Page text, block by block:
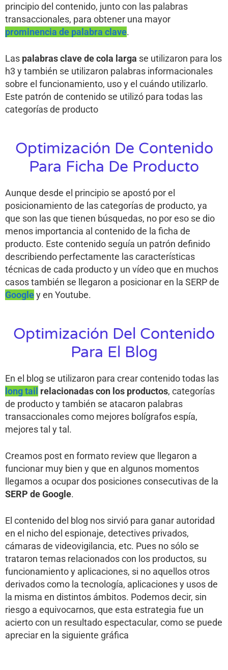
principio del contenido, junto con las palabras
transaccionales, para obtener una mayor
prominencia de palabra clave.
Las palabras clave de cola larga se utilizaron para los
h3 y también se utilizaron palabras informacionales
sobre el funcionamiento, uso y el cuándo utilizarlo.
Este patrón de contenido se utilizó para todas las
categorías de producto
Optimización De Contenido
Para Ficha De Producto
Aunque desde el principio se apostó por el
posicionamiento de las categorías de producto, ya
que son las que tienen búsquedas, no por eso se dio
menos importancia al contenido de la ficha de
producto. Este contenido seguía un patrón definido
describiendo perfectamente las características
técnicas de cada producto y un vídeo que en muchos
casos también se llegaron a posicionar en la SERP de
Googley en Youtube.
Optimización Del Contenido
Para El Blog
En el blog se utilizaron para crear contenido todas las
long tail relacionadas con los productos, categorías
de producto y también se atacaron palabras
transaccionales como mejores bolígrafos espía,
mejores tal y tal.
Creamos post en formato review que llegaron a
funcionar muy bien y que en algunos momentos
llegamos a ocupar dos posiciones consecutivas de la
SERP de Google.
El contenido del blog nos sirvió para ganar autoridad
en el nicho del espionaje, detectives privados,
cámaras de videovigilancia, etc. Pues no sólo se
trataron temas relacionados con los productos, su
funcionamiento y aplicaciones, si no aquellos otros
derivados como la tecnología, aplicaciones y usos de
la misma en distintos ámbitos. Podemos decir, sin
riesgo a equivocarnos, que esta estrategia fue un
acierto con un resultado espectacular, como se puede
apreciar en la siguiente gráfica